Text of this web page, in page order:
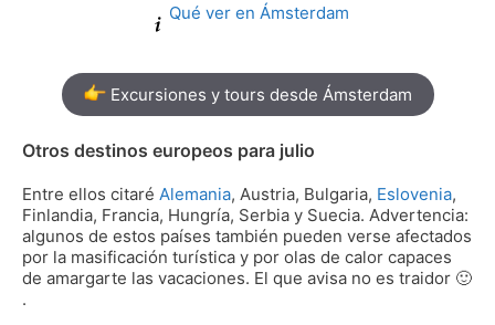
Qué ver en Ámsterdam
Excursiones y tours desde Ámsterdam
Otros destinos europeos para julio
Entre ellos citaré Alemania, Austria, Bulgaria, Eslovenia,
Finlandia, Francia, Hungría, Serbia y Suecia. Advertencia:
algunos de estos países también pueden verse afectados
por la masificación turística y por olas de calor capaces
de amargarte las vacaciones. El que avisa no es traidor 🙂
.